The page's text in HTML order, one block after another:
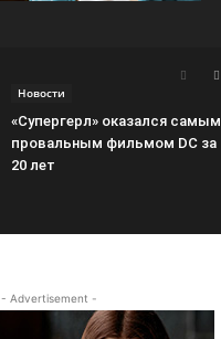
Новости
«Супергерл» оказался самым
провальным фильмом DC за
20 лет
- Advertisement -